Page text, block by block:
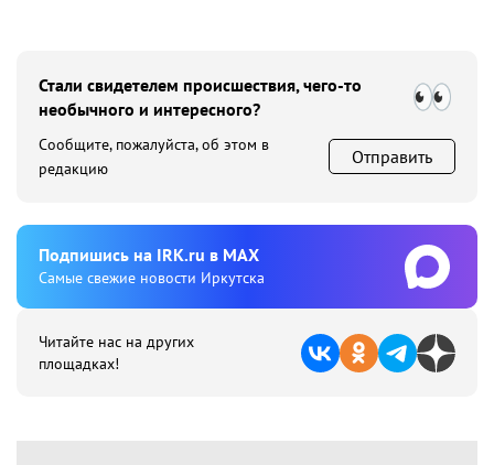
Стали свидетелем происшествия, чего-то
необычного и интересного?
Сообщите, пожалуйста, об этом в
редакцию
Отправить
Подпишиcь на IRK.ru в MAX
Cамые свежие новости Иркутска
Читайте нас на других
площадках!